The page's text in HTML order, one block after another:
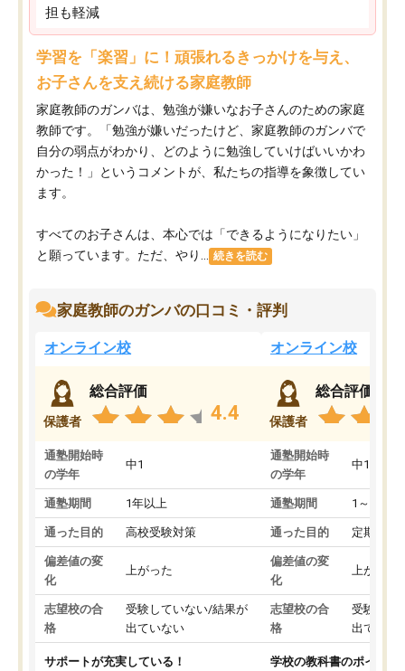
担も軽減
学習を「楽習」に！頑張れるきっかけを与え、
お子さんを支え続ける家庭教師
家庭教師のガンバは、勉強が嫌いなお子さんのための家庭
教師です。「勉強が嫌いだったけど、家庭教師のガンバで
自分の弱点がわかり、どのように勉強していけばいいかわ
かった！」というコメントが、私たちの指導を象徴してい
ます。
すべてのお子さんは、本心では「できるようになりたい」
と願っています。ただ、やり...
続きを読む
家庭教師のガンバの口コミ・評判
オンライン校
保護者
総合評価
4.4
通塾開始時
の学年
中1
通塾期間 1年以上
通った目的 高校受験対策
偏差値の変
化
上がった
志望校の合
格
受験していない/結果が
出ていない
サポートが充実している！
オンライン校
保護者
総合評価
通塾開始時
の学年
中1
通塾期間 1～3ヵ月
通った目的 定期テス
偏差値の変
化
上がった
志望校の合
格
受験して
出ていな
学校の教科書のポイント